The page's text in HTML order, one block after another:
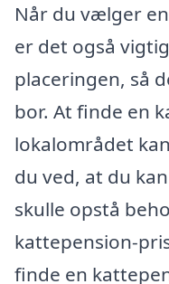
Når du vælger
er det også
placeringen, så
bor. At finde en
lokalområdet
du ved, at du
skulle opstå
kattepension-
finde en